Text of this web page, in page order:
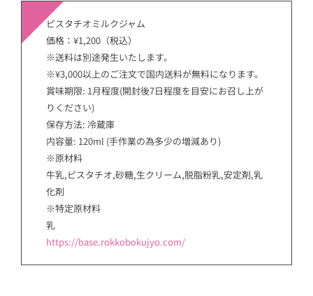
ピスタチオミルクジャム
価格：¥1,200（税込）
※送料は別途発生いたします。
※¥3,000以上のご注文で国内送料が無料になります。
賞味期限: 1月程度(開封後7日程度を目安にお召し上が
りください)
保存方法: 冷蔵庫
内容量: 120ml (手作業の為多少の増減あり)
※原材料
牛乳,ピスタチオ,砂糖,生クリーム,脱脂粉乳,安定剤,乳
化剤
※特定原材料
乳
https://base.rokkobokujyo.com/